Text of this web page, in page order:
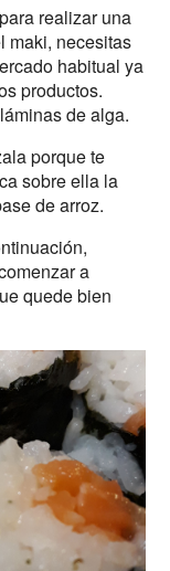
realizar una
maki, necesitas
habitual ya
productos.
de alga.
porque te
sobre ella la
de arroz.
a
quede bien